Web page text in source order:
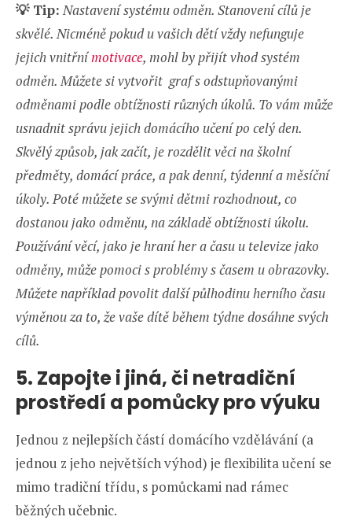
💡 Tip: Nastavení systému odměn. Stanovení cílů je
skvělé. Nicméně pokud u vašich dětí vždy nefunguje
jejich vnitřnímotivace, mohl by přijít vhod systém
odměn. Můžete si vytvořit graf s odstupňovanými
odměnami podle obtížnosti různých úkolů. To vám může
usnadnit správu jejich domácího učení po celý den.
Skvělý způsob, jak začít, je rozdělit věci na školní
předměty, domácí práce, a pak denní, týdenní a měsíční
úkoly. Poté můžete se svými dětmi rozhodnout, co
dostanou jako odměnu, na základě obtížnosti úkolu.
Používání věcí, jako je hraní her a času u televize jako
odměny, může pomoci s problémy s časem u obrazovky.
Můžete například povolit další půlhodinu herního času
výměnou za to, že vaše dítě během týdne dosáhne svých
cílů.
5. Zapojte i jiná, či netradiční
prostředí a pomůcky pro výuku
Jednou z nejlepších částí domácího vzdělávání (a
jednou z jeho největších výhod) je flexibilita učení se
mimo tradiční třídu, s pomůckami nad rámec
běžných učebnic.